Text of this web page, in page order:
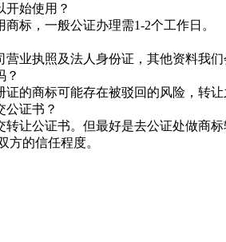
开始使用？
标，一般公证办理需1-2个工作日。
业执照及法人身份证，其他资料我们
？
的商标可能存在被驳回的风险，转
公证书？
转让公证书。但最好是去公证处做商
方的信任程度。